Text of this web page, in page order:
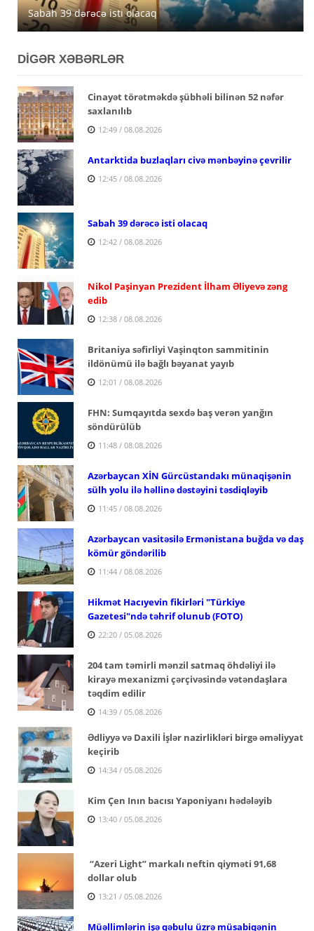
Sabah 39 dərəcə isti olacaq
müşahidə olunacaq
açıqlanıb
DİGƏR XƏBƏRLƏR
Cinayət törətməkdə şübhəli bilinən 52 nəfər
saxlanılıb
12:49 / 08.08.2026
Antarktida buzlaqları civə mənbəyinə çevrilir
12:45 / 08.08.2026
Sabah 39 dərəcə isti olacaq
12:42 / 08.08.2026
Nikol Paşinyan Prezident İlham Əliyevə zəng
edib
12:38 / 08.08.2026
Britaniya səfirliyi Vaşinqton sammitinin
ildönümü ilə bağlı bəyanat yayıb
12:01 / 08.08.2026
FHN: Sumqayıtda sexdə baş verən yanğın
söndürülüb
11:48 / 08.08.2026
Azərbaycan XİN Gürcüstandakı münaqişənin
sülh yolu ilə həllinə dəstəyini təsdiqləyib
11:45 / 08.08.2026
Azərbaycan vasitəsilə Ermənistana buğda və daş
kömür göndərilib
11:44 / 08.08.2026
Hikmət Hacıyevin fikirləri "Türkiye
Gazetesi"ndə təhrif olunub (FOTO)
22:20 / 05.08.2026
204 tam təmirli mənzil satmaq öhdəliyi ilə
kirayə mexanizmi çərçivəsində vətəndaşlara
təqdim edilir
14:39 / 05.08.2026
Ədliyyə və Daxili İşlər nazirlikləri birgə əməliyyat
keçirib
14:34 / 05.08.2026
Kim Çen Inın bacısı Yaponiyanı hədələyib
13:40 / 05.08.2026
“Azeri Light” markalı neftin qiyməti 91,68
dollar olub
13:21 / 05.08.2026
Müəllimlərin işə qəbulu üzrə müsabiqənin